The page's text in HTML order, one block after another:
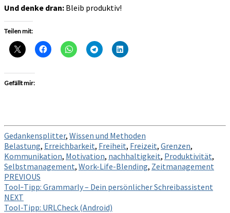
Und denke dran: Bleib produktiv!
Teilen mit:
Gefällt mir:
Gedankensplitter, Wissen und Methoden
Belastung, Erreichbarkeit, Freiheit, Freizeit, Grenzen,
Kommunikation, Motivation, nachhaltigkeit, Produktivität,
Selbstmanagement, Work-Life-Blending, Zeitmanagement
Post
navigation
PREVIOUS
Tool‑Tipp: Grammarly – Dein persönlicher Schreibassistent
NEXT
Tool-Tipp: URLCheck (Android)